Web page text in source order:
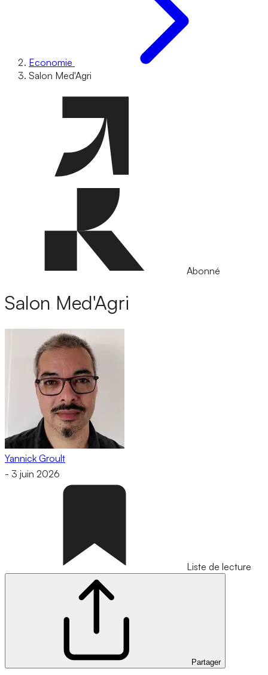
Economie
Salon Med'Agri
Abonné
Salon Med'Agri
Yannick Groult
- 3 juin 2026
Liste de lecture
Partager